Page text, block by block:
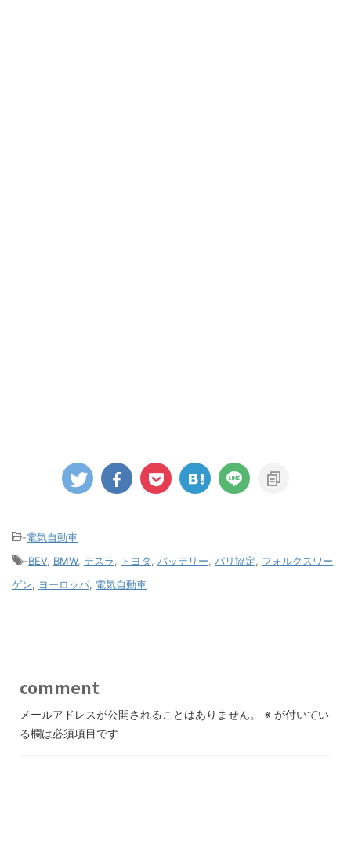
-電気自動車
-BEV, BMW, テスラ トヨタ バッテリー パリ協定
フォルクスワー
ゲン
ヨーロッパ 電気自動車
comment
メールアドレスが公開されることはありません。 ※ が付いてい
る欄は必須項目です